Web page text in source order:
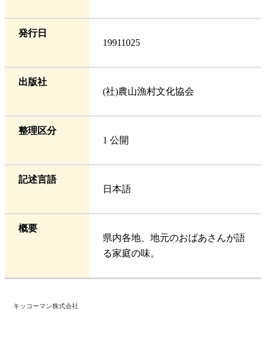
発行日
19911025
出版社
(社)農山漁村文化協会
整理区分
1 公開
記述言語
日本語
概要
県内各地、地元のおばあさんが語
る家庭の味。
キッコーマン株式会社